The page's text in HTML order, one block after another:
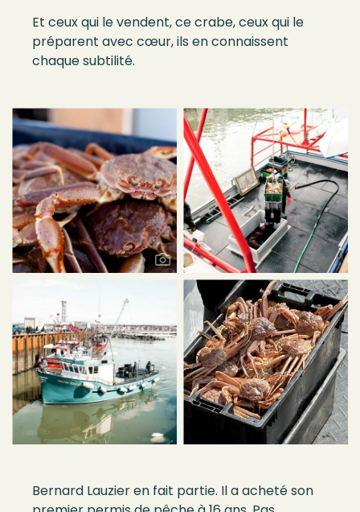
Et ceux qui le vendent, ce crabe, ceux qui le
préparent avec cœur, ils en connaissent
chaque subtilité.
Bernard Lauzier en fait partie. Il a acheté son